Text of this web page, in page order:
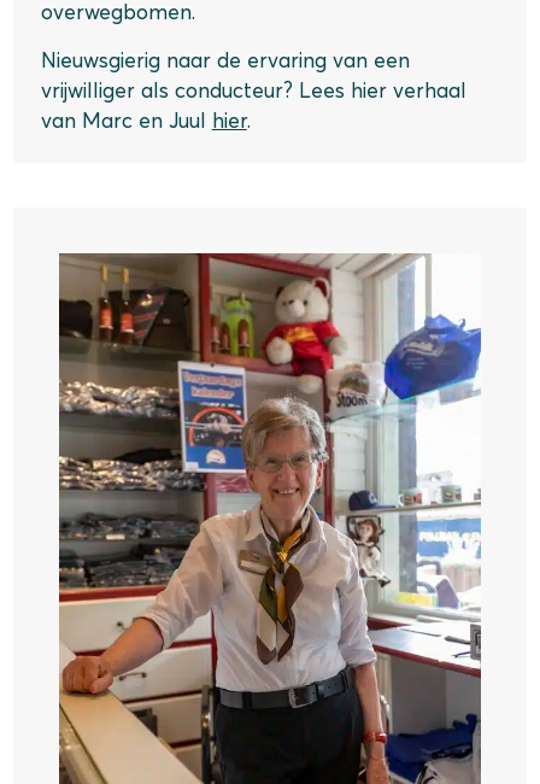
overwegbomen.
Nieuwsgierig naar de ervaring van een
vrijwilliger als conducteur? Lees hier verhaal
van Marc en Juul hier.